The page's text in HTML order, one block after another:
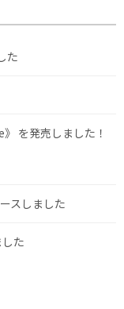
た
を発売しました！
スしました
た